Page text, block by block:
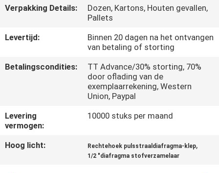
CONTACTEER
OM EEN
VR
SHOW
Verpakking Details:
Dozen, Kartons, Houten gevallen,
Pallets
Levertijd:
Binnen 20 dagen na het ontvangen
van betaling of storting
Betalingscondities:
TT Advance/30% storting, 70%
door oflading van de
exemplaarrekening, Western
Union, Paypal
Levering
vermogen:
10000 stuks per maand
Hoog licht: Rechtehoek pulsstraaldiafragma-klep,
1/2 "diafragma stofverzamelaar